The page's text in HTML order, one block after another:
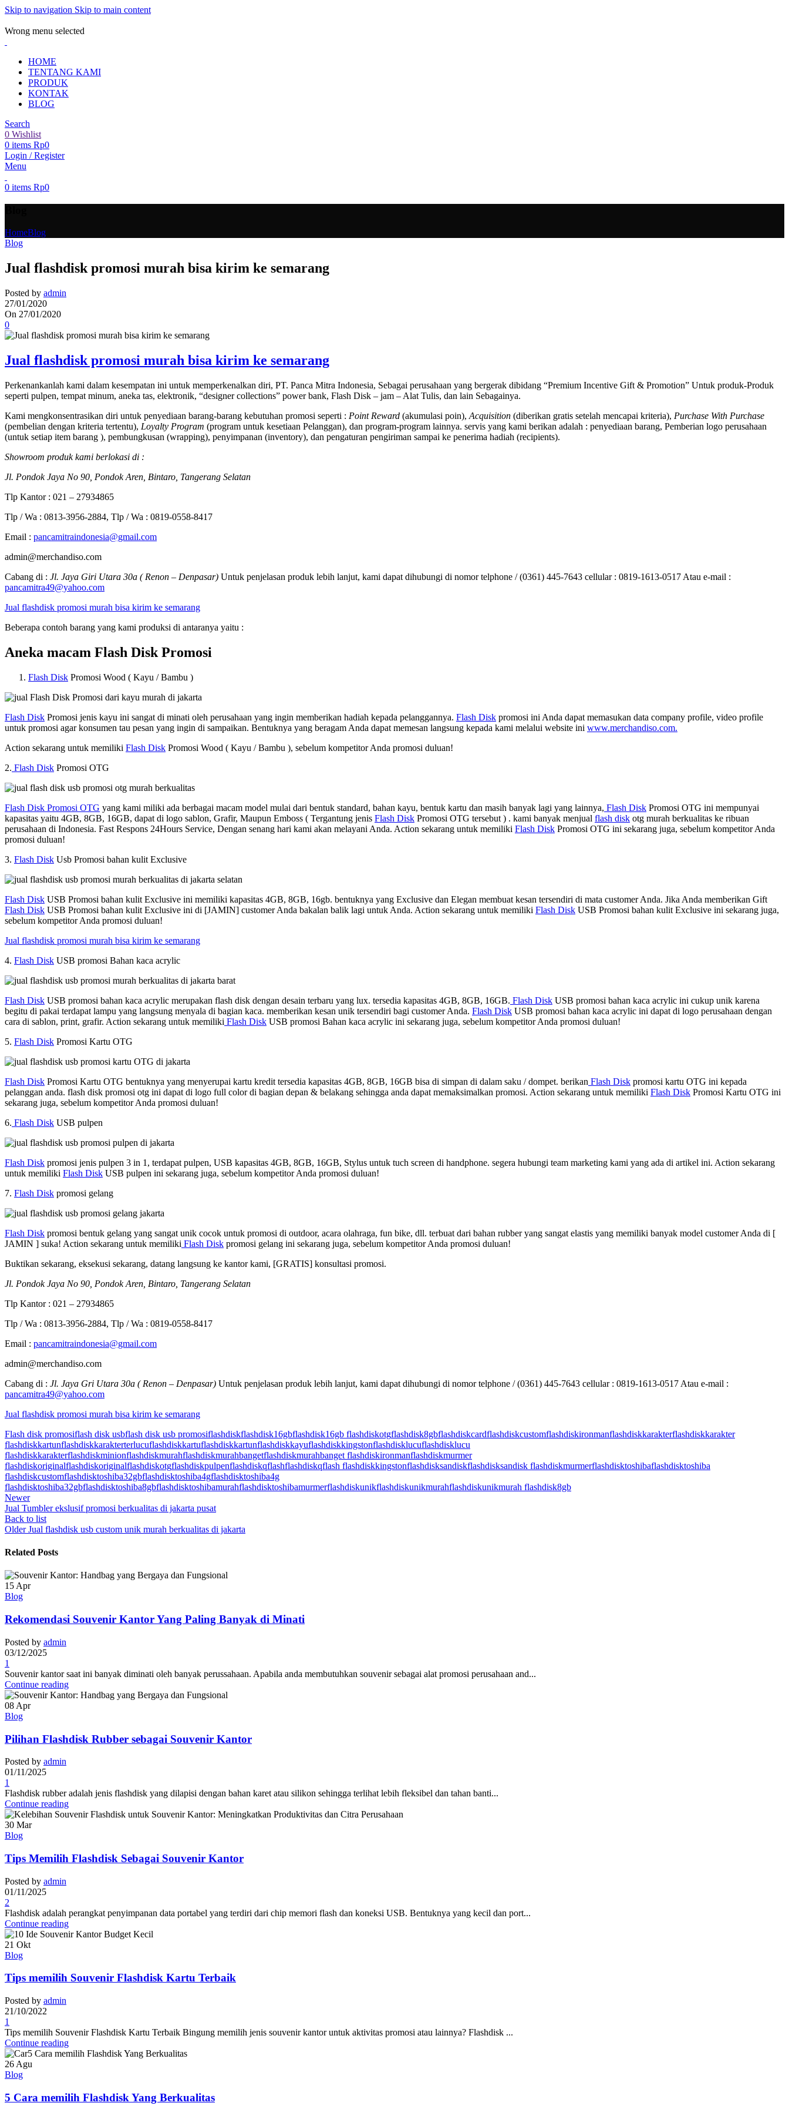
Skip to navigation Skip to main content
Wrong menu selected
HOME
TENTANG KAMI
PRODUK
KONTAK
BLOG
Search
0 Wishlist
0 items Rp0
Login / Register
Menu
0 items Rp0
HomeBlog
Blog
Jual flashdisk promosi murah bisa kirim ke semarang
Posted by admin
27/01/2020
On 27/01/2020
0
Jual flashdisk promosi murah bisa kirim ke semarang
Perkenankanlah kami dalam kesempatan ini untuk memperkenalkan diri, PT. Panca Mitra Indonesia, Sebagai perusahaan yang bergerak dibidang “Premium Incentive Gift & Promotion” Untuk produk-Produk
seperti pulpen, tempat minum, aneka tas, elektronik, “designer collections” power bank, Flash Disk – jam – Alat Tulis, dan lain Sebagainya.
Kami mengkonsentrasikan diri untuk penyediaan barang-barang kebutuhan promosi seperti : Point Reward (akumulasi poin), Acquisition (diberikan gratis setelah mencapai kriteria), Purchase With Purchase
(pembelian dengan kriteria tertentu), Loyalty Program (program untuk kesetiaan Pelanggan), dan program-program lainnya. servis yang kami berikan adalah : penyediaan barang, Pemberian logo perusahaan
(untuk setiap item barang ), pembungkusan (wrapping), penyimpanan (inventory), dan pengaturan pengiriman sampai ke penerima hadiah (recipients).
Showroom produk kami berlokasi di :
Jl. Pondok Jaya No 90, Pondok Aren, Bintaro, Tangerang Selatan
Tlp Kantor : 021 – 27934865
Tlp / Wa : 0813-3956-2884, Tlp / Wa : 0819-0558-8417
Email : pancamitraindonesia@gmail.com
admin@merchandiso.com
Cabang di : Jl. Jaya Giri Utara 30a ( Renon – Denpasar) Untuk penjelasan produk lebih lanjut, kami dapat dihubungi di nomor telphone / (0361) 445-7643 cellular : 0819-1613-0517 Atau e-mail :
pancamitra49@yahoo.com
Jual flashdisk promosi murah bisa kirim ke semarang
Beberapa contoh barang yang kami produksi di antaranya yaitu :
Aneka macam Flash Disk Promosi
Flash Disk Promosi Wood ( Kayu / Bambu )
Flash Disk Promosi jenis kayu ini sangat di minati oleh perusahaan yang ingin memberikan hadiah kepada pelanggannya. Flash Disk promosi ini Anda dapat memasukan data company profile, video profile
untuk promosi agar konsumen tau pesan yang ingin di sampaikan. Bentuknya yang beragam Anda dapat memesan langsung kepada kami melalui website ini www.merchandiso.com.
Action sekarang untuk memiliki Flash Disk Promosi Wood ( Kayu / Bambu ), sebelum kompetitor Anda promosi duluan!
2. Flash Disk Promosi OTG
Flash Disk Promosi OTG yang kami miliki ada berbagai macam model mulai dari bentuk standard, bahan kayu, bentuk kartu dan masih banyak lagi yang lainnya, Flash Disk Promosi OTG ini mempunyai
kapasitas yaitu 4GB, 8GB, 16GB, dapat di logo sablon, Grafir, Maupun Emboss ( Tergantung jenis Flash Disk Promosi OTG tersebut ) . kami banyak menjual flash disk otg murah berkualitas ke ribuan
perusahaan di Indonesia. Fast Respons 24Hours Service, Dengan senang hari kami akan melayani Anda. Action sekarang untuk memiliki Flash Disk Promosi OTG ini sekarang juga, sebelum kompetitor Anda
promosi duluan!
3. Flash Disk Usb Promosi bahan kulit Exclusive
Flash Disk USB Promosi bahan kulit Exclusive ini memiliki kapasitas 4GB, 8GB, 16gb. bentuknya yang Exclusive dan Elegan membuat kesan tersendiri di mata customer Anda. Jika Anda memberikan Gift
Flash Disk USB Promosi bahan kulit Exclusive ini di [JAMIN] customer Anda bakalan balik lagi untuk Anda. Action sekarang untuk memiliki Flash Disk USB Promosi bahan kulit Exclusive ini sekarang juga,
sebelum kompetitor Anda promosi duluan!
Jual flashdisk promosi murah bisa kirim ke semarang
4. Flash Disk USB promosi Bahan kaca acrylic
Flash Disk USB promosi bahan kaca acrylic merupakan flash disk dengan desain terbaru yang lux. tersedia kapasitas 4GB, 8GB, 16GB. Flash Disk USB promosi bahan kaca acrylic ini cukup unik karena
begitu di pakai terdapat lampu yang langsung menyala di bagian kaca. memberikan kesan unik tersendiri bagi customer Anda. Flash Disk USB promosi bahan kaca acrylic ini dapat di logo perusahaan dengan
cara di sablon, print, grafir. Action sekarang untuk memiliki Flash Disk USB promosi Bahan kaca acrylic ini sekarang juga, sebelum kompetitor Anda promosi duluan!
5. Flash Disk Promosi Kartu OTG
Flash Disk Promosi Kartu OTG bentuknya yang menyerupai kartu kredit tersedia kapasitas 4GB, 8GB, 16GB bisa di simpan di dalam saku / dompet. berikan Flash Disk promosi kartu OTG ini kepada
pelanggan anda. flash disk promosi otg ini dapat di logo full color di bagian depan & belakang sehingga anda dapat memaksimalkan promosi. Action sekarang untuk memiliki Flash Disk Promosi Kartu OTG ini
sekarang juga, sebelum kompetitor Anda promosi duluan!
6. Flash Disk USB pulpen
Flash Disk promosi jenis pulpen 3 in 1, terdapat pulpen, USB kapasitas 4GB, 8GB, 16GB, Stylus untuk tuch screen di handphone. segera hubungi team marketing kami yang ada di artikel ini. Action sekarang
untuk memiliki Flash Disk USB pulpen ini sekarang juga, sebelum kompetitor Anda promosi duluan!
7. Flash Disk promosi gelang
Flash Disk promosi bentuk gelang yang sangat unik cocok untuk promosi di outdoor, acara olahraga, fun bike, dll. terbuat dari bahan rubber yang sangat elastis yang memiliki banyak model customer Anda di [
JAMIN ] suka! Action sekarang untuk memiliki Flash Disk promosi gelang ini sekarang juga, sebelum kompetitor Anda promosi duluan!
Buktikan sekarang, eksekusi sekarang, datang langsung ke kantor kami, [GRATIS] konsultasi promosi.
Jl. Pondok Jaya No 90, Pondok Aren, Bintaro, Tangerang Selatan
Tlp Kantor : 021 – 27934865
Tlp / Wa : 0813-3956-2884, Tlp / Wa : 0819-0558-8417
Email : pancamitraindonesia@gmail.com
admin@merchandiso.com
Cabang di : Jl. Jaya Gri Utara 30a ( Renon – Denpasar) Untuk penjelasan produk lebih lanjut, kami dapat dihubungi di nomor telphone / (0361) 445-7643 cellular : 0819-1613-0517 Atau e-mail :
pancamitra49@yahoo.com
Jual flashdisk promosi murah bisa kirim ke semarang
Flash disk promosiflash disk usbflash disk usb promosiflashdiskflashdisk16gbflashdisk16gb flashdiskotgflashdisk8gbflashdiskcardflashdiskcustomflashdiskironmanflashdiskkarakterflashdiskkarakter
flashdiskkartunflashdiskkarakterterlucuflashdiskkartuflashdiskkartunflashdiskkayuflashdiskkingstonflashdisklucuflashdisklucu
flashdiskkarakterflashdiskminionflashdiskmurahflashdiskmurahbangetflashdiskmurahbanget flashdiskironmanflashdiskmurmer
flashdiskoriginalflashdiskoriginalflashdiskotgflashdiskpulpenflashdiskqflashflashdiskqflash flashdiskkingstonflashdisksandiskflashdisksandisk flashdiskmurmerflashdisktoshibaflashdisktoshiba
flashdiskcustomflashdisktoshiba32gbflashdisktoshiba4gflashdisktoshiba4g
flashdisktoshiba32gbflashdisktoshiba8gbflashdisktoshibamurahflashdisktoshibamurmerflashdiskunikflashdiskunikmurahflashdiskunikmurah flashdisk8gb
Newer
Jual Tumbler ekslusif promosi berkualitas di jakarta pusat
Back to list
Older Jual flashdisk usb custom unik murah berkualitas di jakarta
Related Posts
15Apr
Blog
Rekomendasi Souvenir Kantor Yang Paling Banyak di Minati
Posted by admin
03/12/2025
1
Souvenir kantor saat ini banyak diminati oleh banyak perussahaan. Apabila anda membutuhkan souvenir sebagai alat promosi perusahaan and...
Continue reading
08 Apr
Blog
Pilihan Flashdisk Rubber sebagai Souvenir Kantor
Posted by admin
01/11/2025
1
Flashdisk rubber adalah jenis flashdisk yang dilapisi dengan bahan karet atau silikon sehingga terlihat lebih fleksibel dan tahan banti...
Continue reading
30 Mar
Blog
Tips Memilih Flashdisk Sebagai Souvenir Kantor
Posted by admin
01/11/2025
2
Flashdisk adalah perangkat penyimpanan data portabel yang terdiri dari chip memori flash dan koneksi USB. Bentuknya yang kecil dan port...
Continue reading
21 Okt
Blog
Tips memilih Souvenir Flashdisk Kartu Terbaik
Posted by admin
21/10/2022
1
Tips memilih Souvenir Flashdisk Kartu Terbaik Bingung memilih jenis souvenir kantor untuk aktivitas promosi atau lainnya? Flashdisk ...
Continue reading
26 Agu
Blog
5 Cara memilih Flashdisk Yang Berkualitas